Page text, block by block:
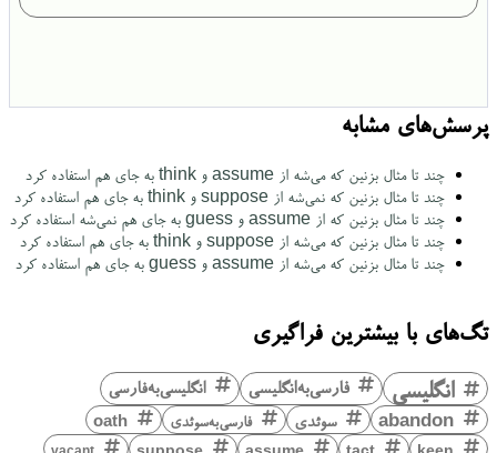
پرسش‌های مشابه
چند تا مثال بزنین که می‌شه از assume و think به جای هم استفاده کرد
چند تا مثال بزنین که نمی‌شه از suppose و think به جای هم استفاده کرد
چند تا مثال بزنین که از assume و guess به جای هم نمی‌شه استفاده کرد
چند تا مثال بزنین که می‌شه از suppose و think به جای هم استفاده کرد
چند تا مثال بزنین که می‌شه از assume و guess به جای هم استفاده کرد
تگ‌های با بیشترین فراگیری
انگلیسی
فارسی‌به‌انگلیسی انگلیسی‌به‌فارسی
abandon سوئدی فارسی‌به‌سوئدی
oath